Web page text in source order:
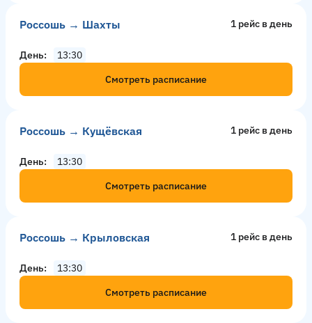
Россошь → Шахты 1 рейс в день
День
13:30
Смотреть расписание
Россошь → Кущёвская 1 рейс в день
День
13:30
Смотреть расписание
Россошь → Крыловская 1 рейс в день
День
13:30
Смотреть расписание